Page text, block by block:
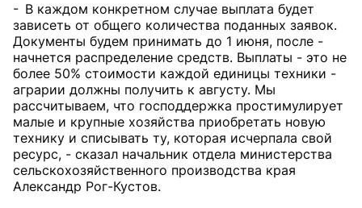
- В каждом конкретном случае выплата будет
зависеть от общего количества поданных заявок.
Документы будем принимать до 1 июня, после -
начнется распределение средств. Выплаты - это не
более 50% стоимости каждой единицы техники -
аграрии должны получить к августу. Мы
рассчитываем, что господдержка простимулирует
малые и крупные хозяйства приобретать новую
технику и списывать ту, которая исчерпала свой
ресурс, - сказал начальник отдела министерства
сельскохозяйственного производства края
Александр Рог-Кустов.